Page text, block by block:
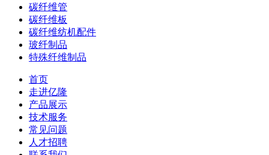
碳纤维管
碳纤维板
碳纤维纺机配件
玻纤制品
特殊纤维制品
首页
走进亿隆
产品展示
技术服务
常见问题
人才招聘